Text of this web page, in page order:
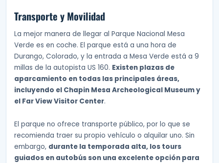
Transporte y Movilidad
La mejor manera de llegar al Parque Nacional Mesa
Verde es en coche. El parque está a una hora de
Durango, Colorado, y la entrada a Mesa Verde está a 9
millas de la autopista US 160. Existen plazas de
aparcamiento en todas las principales áreas,
incluyendo el Chapin Mesa Archeological Museum y
el Far View Visitor Center.
El parque no ofrece transporte público, por lo que se
recomienda traer su propio vehículo o alquilar uno. Sin
embargo, durante la temporada alta, los tours
guiados en autobús son una excelente opción para